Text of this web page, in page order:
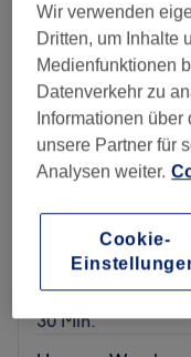
Berthold
Bad-Cannstatt,
Herren -
30 Min.
Wir verwenden
Dritten, um Inhalte
Medienfunktionen
Datenverkehr zu
Informationen
unsere Partner für
Analysen weiter.
Cookie-